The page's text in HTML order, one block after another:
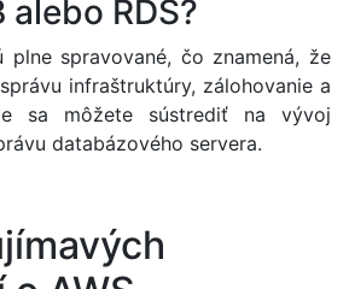
alebo RDS?
plne spravované, čo znamená, že
infraštruktúry, zálohovanie a
sa môžete sústrediť na vývoj
databázového servera.